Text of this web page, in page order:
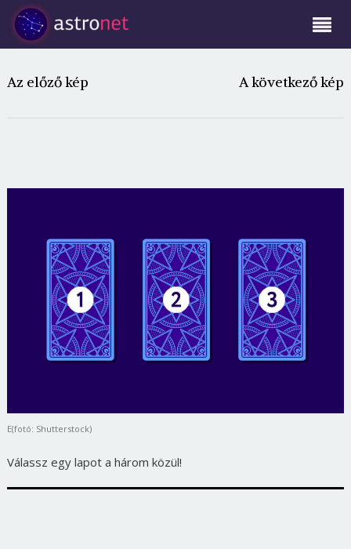
Az előző kép A következő kép
E(fotó: Shutterstock)
Válassz egy lapot a három közül!